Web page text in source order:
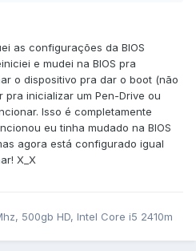
as configurações da BIOS
e mudei na BIOS pra
o dispositivo pra dar o boot (não
inicializar um Pen-Drive ou
Isso é completamente
eu tinha mudado na BIOS
agora está configurado igual
X_X
500gb HD, Intel Core i5 2410m